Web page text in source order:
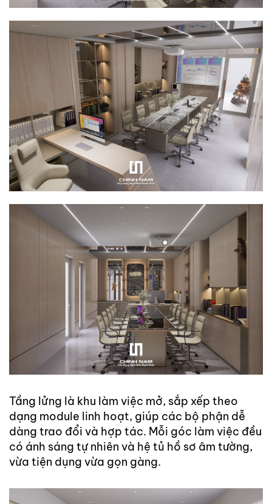
Tầng lửng là khu làm việc mở, sắp xếp theo
dạng module linh hoạt, giúp các bộ phận dễ
dàng trao đổi và hợp tác. Mỗi góc làm việc đều
có ánh sáng tự nhiên và hệ tủ hồ sơ âm tường,
vừa tiện dụng vừa gọn gàng.